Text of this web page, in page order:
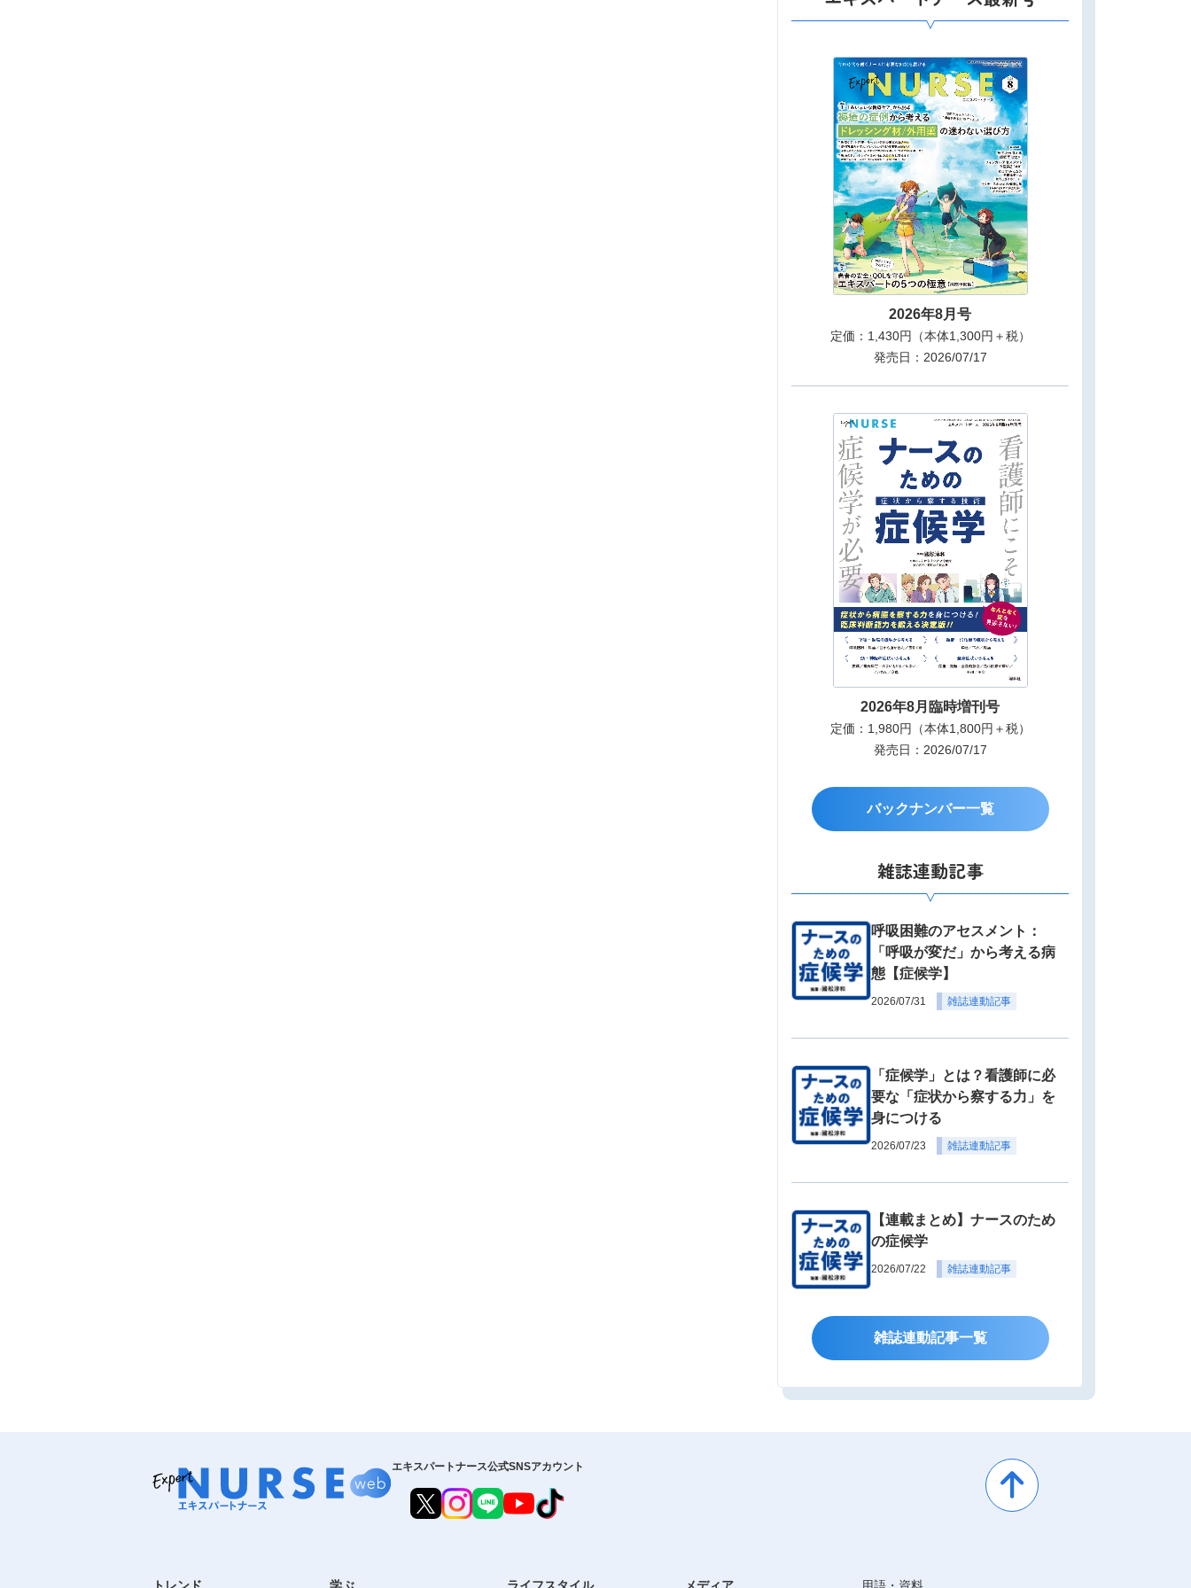
2026年8月号
定価：1,430円（本体1,300円＋税）
発売日：2026/07/17
2026年8月臨時増刊号
定価：1,980円（本体1,800円＋税）
発売日：2026/07/17
バックナンバー一覧
雑誌連動記事
呼吸困難のアセスメント：
「呼吸が変だ」から考える病
態【症候学】
2026/07/31 雑誌連動記事
「症候学」とは？看護師に必
要な「症状から察する力」を
身につける
2026/07/23 雑誌連動記事
【連載まとめ】ナースのため
の症候学
2026/07/22 雑誌連動記事
雑誌連動記事一覧
エキスパートナース公式SNSアカウント
トレンド 学ぶ ライフスタイル メディア 用語・資料